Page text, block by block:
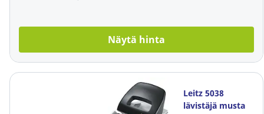
Näytä hinta
Leitz 5038
lävistäjä musta